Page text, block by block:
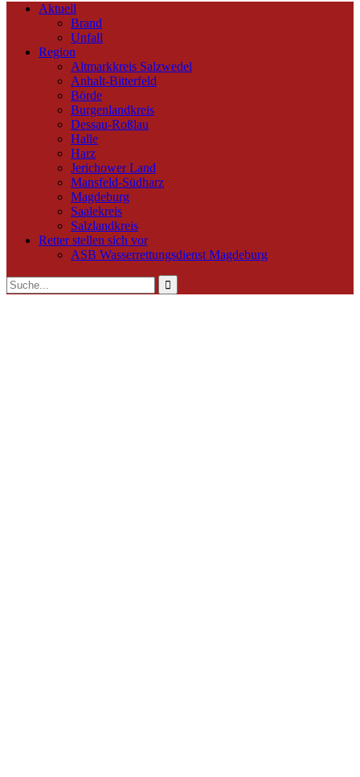
Aktuell
Brand
Unfall
Region
Altmarkkreis Salzwedel
Anhalt-Bitterfeld
Börde
Burgenlandkreis
Dessau-Roßlau
Halle
Harz
Jerichower Land
Mansfeld-Südharz
Magdeburg
Saalekreis
Salzlandkreis
Retter stellen sich vor
ASB Wasserrettungsdienst Magdeburg